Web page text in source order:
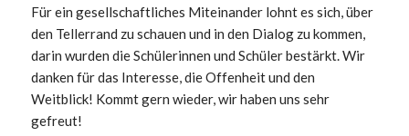
Für ein gesellschaftliches Miteinander lohnt es sich, über
den Tellerrand zu schauen und in den Dialog zu kommen,
darin wurden die Schülerinnen und Schüler bestärkt. Wir
danken für das Interesse, die Offenheit und den
Weitblick! Kommt gern wieder, wir haben uns sehr
gefreut!